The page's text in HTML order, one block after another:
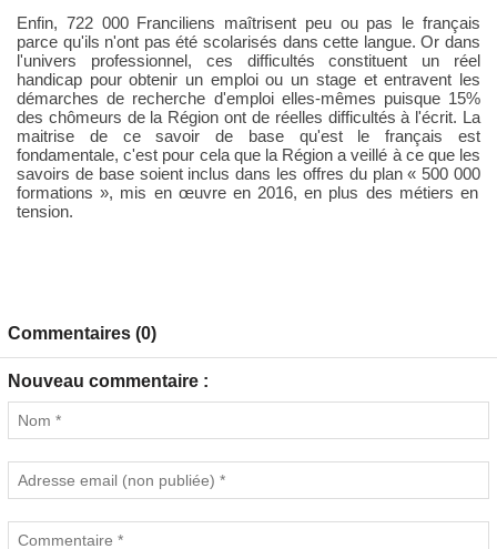
Enfin, 722 000 Franciliens maîtrisent peu ou pas le français
parce qu'ils n'ont pas été scolarisés dans cette langue. Or dans
l'univers professionnel, ces difficultés constituent un réel
handicap pour obtenir un emploi ou un stage et entravent les
démarches de recherche d'emploi elles-mêmes puisque 15%
des chômeurs de la Région ont de réelles difficultés à l'écrit. La
maitrise de ce savoir de base qu'est le français est
fondamentale, c'est pour celaque la Région a veillé à ce que les
savoirs de base soient inclus dans les offres du plan« 500 000
formations », mis en œuvre en 2016, en plus des métiers en
tension.
Commentaires (0)
Nouveau commentaire :